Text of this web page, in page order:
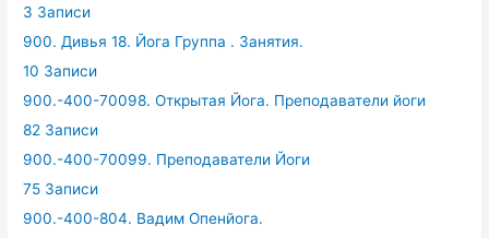
3 Записи
900. Дивья 18. Йога Группа . Занятия.
10 Записи
900.-400-70098. Открытая Йога. Преподаватели йоги
82 Записи
900.-400-70099. Преподаватели Йоги
75 Записи
900.-400-804. Вадим Опенйога.